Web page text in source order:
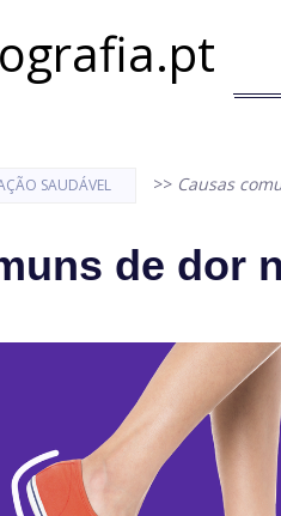
SAUDÁVEL >> Causas
de dor